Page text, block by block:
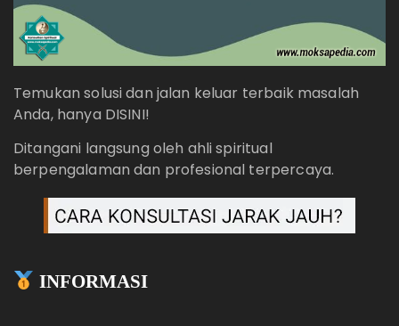
Temukan solusi dan jalan keluar terbaik masalah
Anda, hanya DISINI!
Ditangani langsung oleh ahli spiritual
berpengalaman dan profesional terpercaya.
INFORMASI